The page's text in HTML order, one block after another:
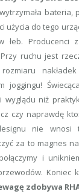
bateria,
użycia do tego
łeb. Producenci
ruchu jest
rozmiaru
joggingu!
niż
czy naprawdę
nie
za to magnes
i
Koniec
zdobywa